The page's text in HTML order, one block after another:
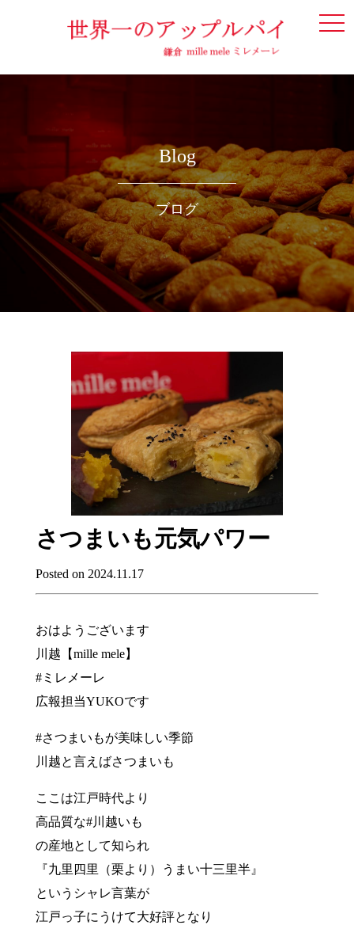
Blog
ブログ
さつまいも元気パワー
Posted on 2024.11.17
おはようございます
川越【mille mele】
#ミレメーレ
広報担当YUKOです
#さつまいもが美味しい季節
川越と言えばさつまいも
ここは江戸時代より
高品質な#川越いも
の産地として知られ
『九里四里（栗より）うまい十三里半』
というシャレ言葉が
江戸っ子にうけて大好評となり